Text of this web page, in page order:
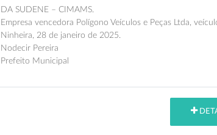
DA SUDENE – CIMAMS.
Empresa vencedora Polígono Veículos e Peças Ltda,
Ninheira, 28 de janeiro de 2025.
Nodecir Pereira
Prefeito Municipal